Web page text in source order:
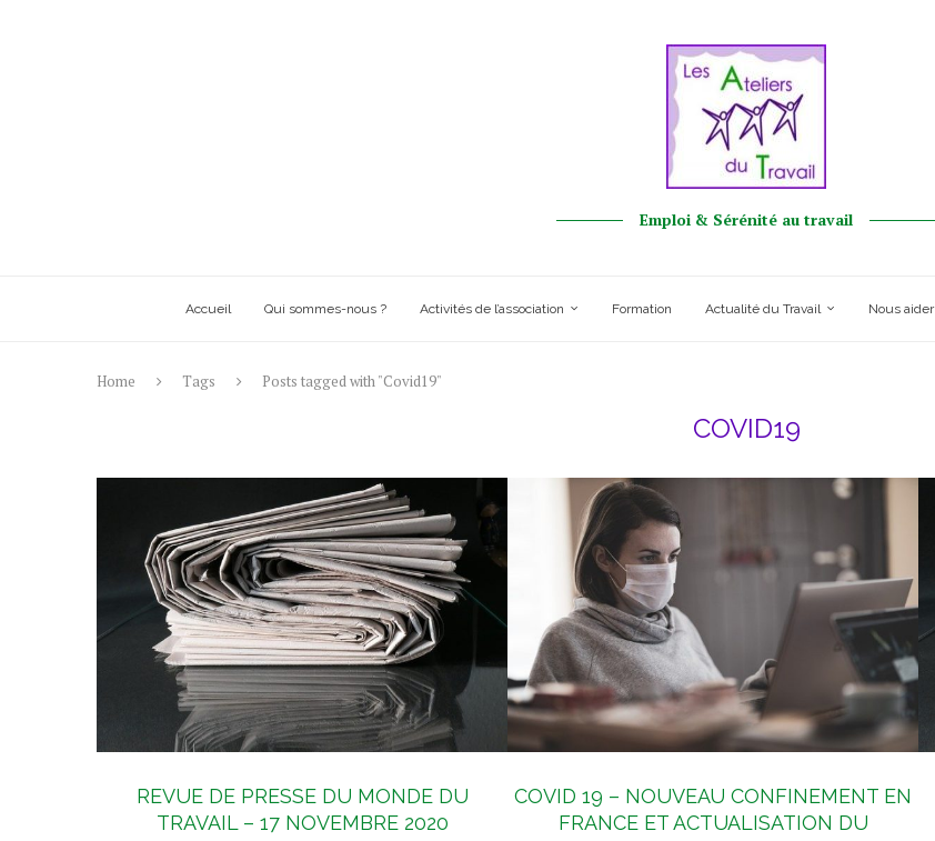
Emploi & Sérénité au travail
Accueil Qui sommes-nous ? Activités de l’association Formation Actualité du Travail Nous aider
Home Tags Posts tagged with "Covid19"
COVID19
REVUE DE PRESSE DU MONDE DU
TRAVAIL – 17 NOVEMBRE 2020
COVID 19 – NOUVEAU CONFINEMENT EN
FRANCE ET ACTUALISATION DU